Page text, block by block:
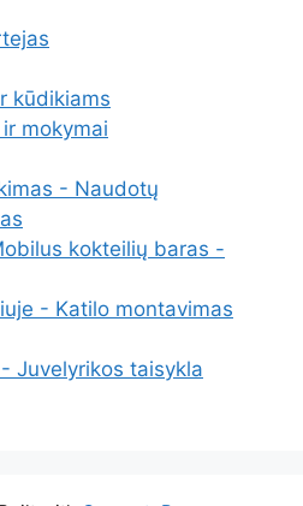
kūdikiams
mokymai
- Naudotų
kokteilių baras -
- Katilo montavimas
Juvelyrikos taisykla